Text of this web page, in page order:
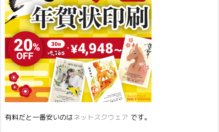
有料だと一番安いのはネットスクウェア です。